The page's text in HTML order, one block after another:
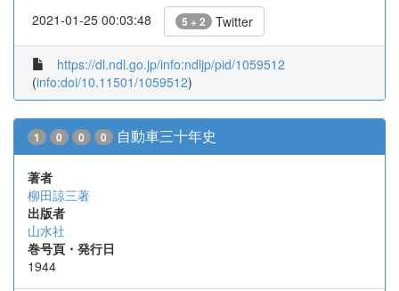
2021-01-25 00:03:48 5 + 2 Twitter
https://dl.ndl.go.jp/info:ndljp/pid/1059512
(info:doi/10.11501/1059512)
1 0 0 0 自動車三十年史
著者
柳田諒三著
出版者
山水社
巻号頁・発行日
1944